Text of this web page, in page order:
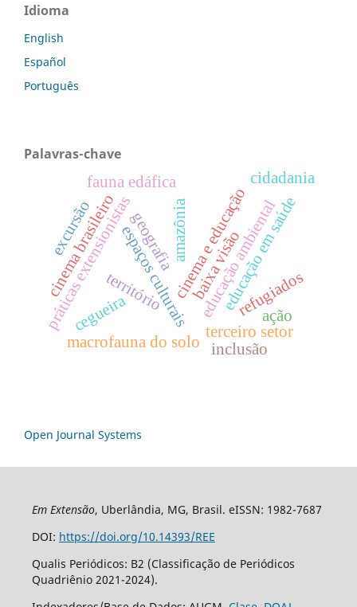
Idioma
English
Español
Português
Palavras-chave
espaços culturais
práticas extensionistas amazônia
macrofauna do solo
fauna edáfica
educação ambiental
cinema e educação
cinema brasileiro
terceiro setor
território educação em saúde
refugiados
cegueira
baixa visão
ação
cidadania
inclusão
geografia
excursão
Open Journal Systems
Em Extensão, Uberlândia, MG, Brasil. eISSN: 1982-7687
DOI: https://doi.org/10.14393/REE
Qualis Periódicos: B2 (Classificação de Periódicos
Quadriênio 2021-2024).